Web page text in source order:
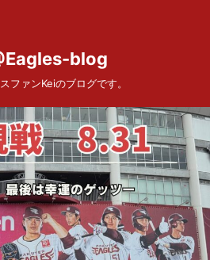
blog
ファンKeiのブログです。